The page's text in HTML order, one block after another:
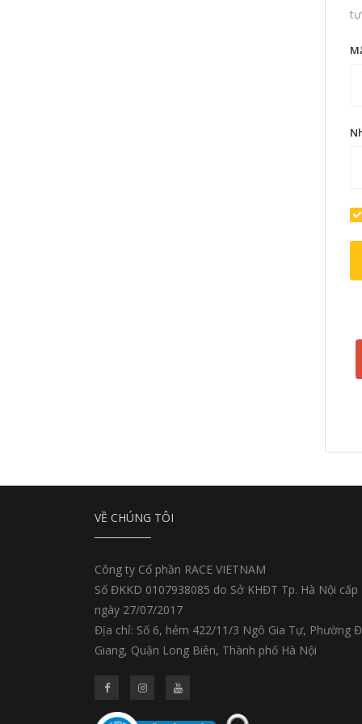
VỀ CHÚNG TÔI
Công ty Cổ phần RACE VIETNAM
Số ĐKKD 0107938085 do Sở KHĐT Tp. Hà Nội cấp
ngày 27/07/2017
Địa chỉ: Số 6, hẻm 422/11/3 Ngô Gia Tự, Phường
Giang, Quận Long Biên, Thành phố Hà Nội